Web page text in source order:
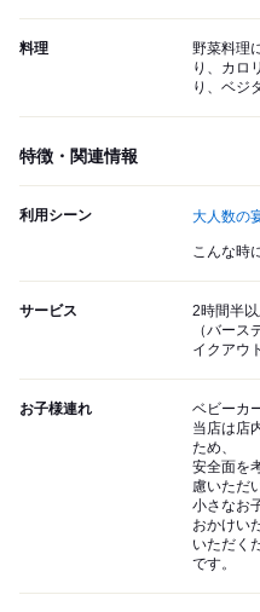
料理
野菜料理
り、カロ
り、ベジ
特徴・関連情報
利用シーン 大人数の
こんな時
サービス
2時間半
（バー
イクアウト
お子様連れ
ベビーカ
当店は店
ため、
安全面を
慮いただ
小さなお
おかけい
いただく
です。